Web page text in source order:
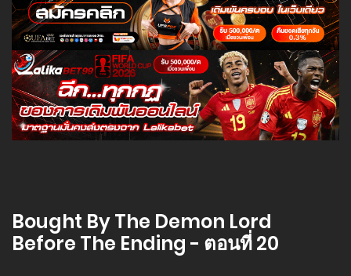
Bought By The Demon Lord
Before The Ending - ตอนที่ 20